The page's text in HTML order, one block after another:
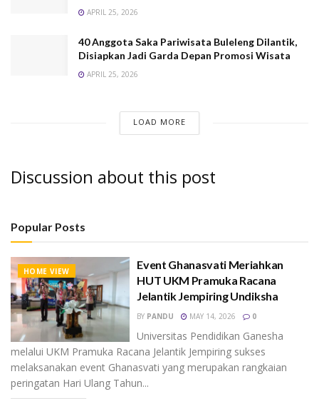
APRIL 25, 2026
40 Anggota Saka Pariwisata Buleleng Dilantik,
Disiapkan Jadi Garda Depan Promosi Wisata
APRIL 25, 2026
LOAD MORE
Discussion about this post
Popular Posts
HOME VIEW
Event Ghanasvati Meriahkan
HUT UKM Pramuka Racana
Jelantik Jempiring Undiksha
BY PANDU MAY 14, 2026 0
Universitas Pendidikan Ganesha
melalui UKM Pramuka Racana Jelantik Jempiring sukses
melaksanakan event Ghanasvati yang merupakan rangkaian
peringatan Hari Ulang Tahun...